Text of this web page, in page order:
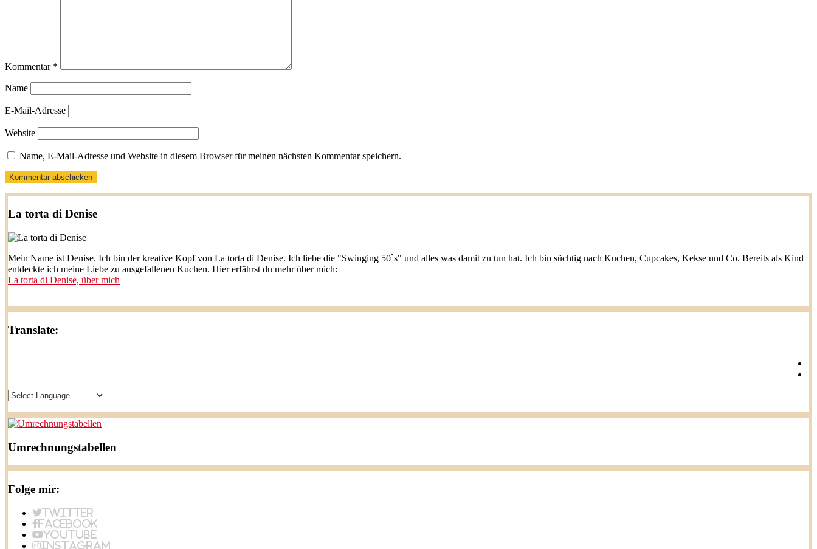
Kommentar *
Name
E-Mail-Adresse
Website
Name, E-Mail-Adresse und Website in diesem Browser für meinen nächsten Kommentar speichern.
La torta di Denise
Mein Name ist Denise. Ich bin der kreative Kopf von La torta di Denise. Ich liebe die "Swinging 50`s" und alles was damit zu tun hat. Ich bin süchtig nach Kuchen, Cupcakes, Kekse und Co. Bereits als Kind
entdeckte ich meine Liebe zu ausgefallenen Kuchen. Hier erfährst du mehr über mich:
La torta di Denise, über mich
Translate:
Umrechnungstabellen
Folge mir:
Twitter
Facebook
YouTube
Instagram